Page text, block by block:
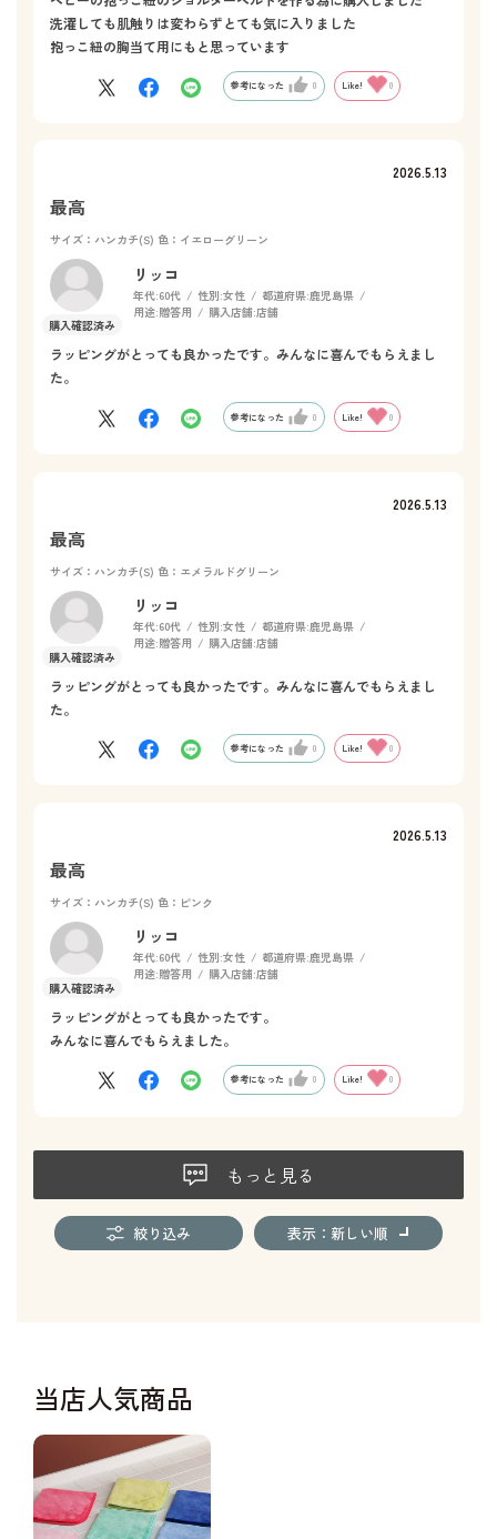
洗濯しても肌触りは変わらずとても気に入りました
抱っこ紐の胸当て用にもと思っています
参考になった 0 Like! 0
2026.5.13
最高
サイズ：ハンカチ(S) 色：イエローグリーン
リッコ
年代:60代 性別:女性 都道府県:鹿児島県
用途:贈答用 購入店舗:店舗
ラッピングがとっても良かったです。みんなに喜んでもらえまし
た。
参考になった 0 Like! 0
2026.5.13
最高
サイズ：ハンカチ(S) 色：エメラルドグリーン
リッコ
年代:60代 性別:女性 都道府県:鹿児島県
用途:贈答用 購入店舗:店舗
ラッピングがとっても良かったです。みんなに喜んでもらえまし
た。
参考になった 0 Like! 0
2026.5.13
最高
サイズ：ハンカチ(S) 色：ピンク
リッコ
年代:60代 性別:女性 都道府県:鹿児島県
用途:贈答用 購入店舗:店舗
ラッピングがとっても良かったです。
みんなに喜んでもらえました。
参考になった 0 Like! 0
もっと見る
絞り込み 表示：新しい順
当店人気商品